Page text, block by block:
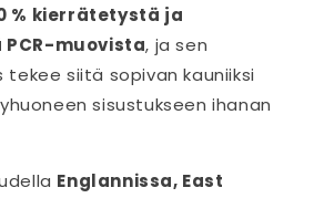
% kierrätetystä ja
muovista, ja sen
siitä sopivan kauniiksi
sisustukseen ihanan
Englannissa, East